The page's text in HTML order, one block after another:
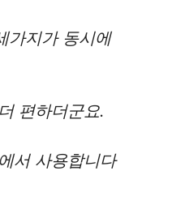
가지가 동시에
편하더군요.
서 사용합니다